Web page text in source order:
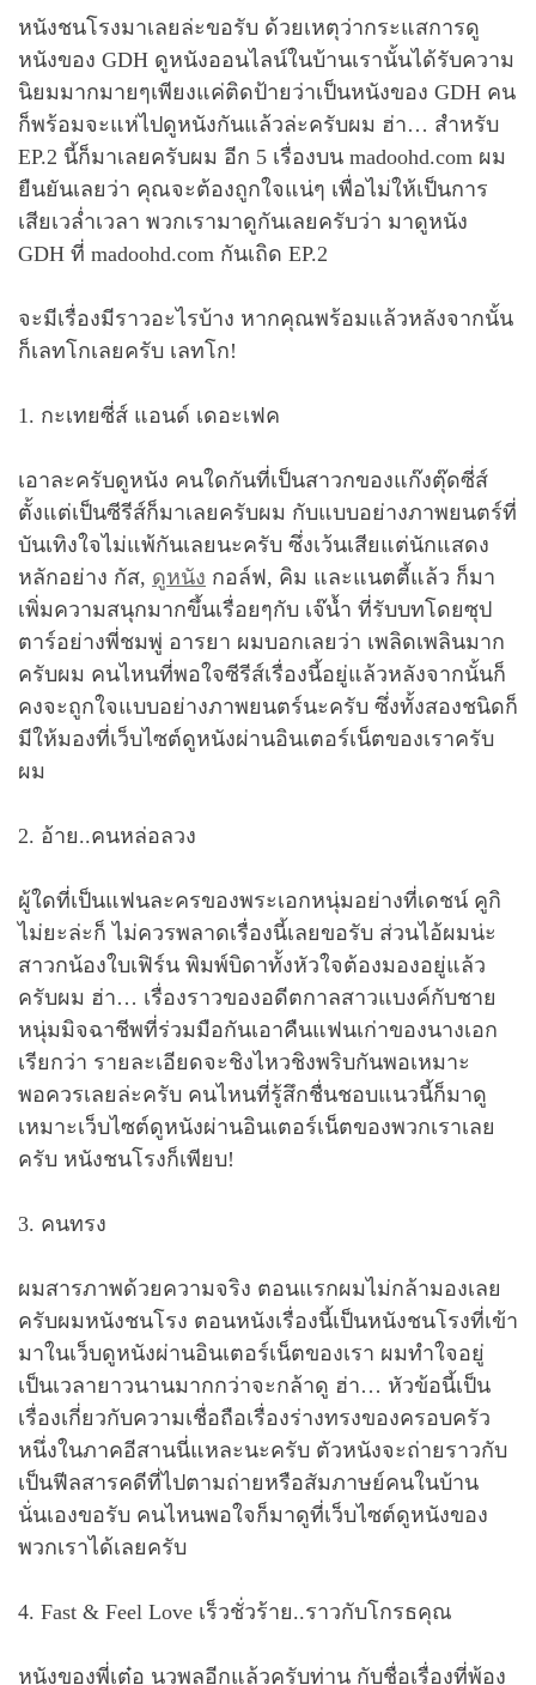
หนังชนโรงมาเลยล่ะขอรับ ด้วยเหตุว่ากระแสการดู
หนังของ GDH ดูหนังออนไลน์ในบ้านเรานั้นได้รับความ
นิยมมากมายๆเพียงแค่ติดป้ายว่าเป็นหนังของ GDH คน
ก็พร้อมจะแห่ไปดูหนังกันแล้วล่ะครับผม ฮ่า… สำหรับ
EP.2 นี้ก็มาเลยครับผม อีก 5 เรื่องบน madoohd.com ผม
ยืนยันเลยว่า คุณจะต้องถูกใจแน่ๆ เพื่อไม่ให้เป็นการ
เสียเวล่ำเวลา พวกเรามาดูกันเลยครับว่า มาดูหนัง
GDH ที่ madoohd.com กันเถิด EP.2
จะมีเรื่องมีราวอะไรบ้าง หากคุณพร้อมแล้วหลังจากนั้น
ก็เลทโกเลยครับ เลทโก!
1. กะเทยซี่ส์ แอนด์ เดอะเฟค
เอาละครับดูหนัง คนใดกันที่เป็นสาวกของแก๊งตุ๊ดซี่ส์
ตั้งแต่เป็นซีรีส์ก็มาเลยครับผม กับแบบอย่างภาพยนตร์ที่
บันเทิงใจไม่แพ้กันเลยนะครับ ซึ่งเว้นเสียแต่นักแสดง
หลักอย่าง กัส, ดูหนัง กอล์ฟ, คิม และแนตตี้แล้ว ก็มา
เพิ่มความสนุกมากขึ้นเรื่อยๆกับ เจ๊น้ำ ที่รับบทโดยซุป
ตาร์อย่างพี่ชมพู่ อารยา ผมบอกเลยว่า เพลิดเพลินมาก
ครับผม คนไหนที่พอใจซีรีส์เรื่องนี้อยู่แล้วหลังจากนั้นก็
คงจะถูกใจแบบอย่างภาพยนตร์นะครับ ซึ่งทั้งสองชนิดก็
มีให้มองที่เว็บไซต์ดูหนังผ่านอินเตอร์เน็ตของเราครับ
ผม
2. อ้าย..คนหล่อลวง
ผู้ใดที่เป็นแฟนละครของพระเอกหนุ่มอย่างที่เดชน์ คูกิ
ไม่ยะล่ะก็ ไม่ควรพลาดเรื่องนี้เลยขอรับ ส่วนไอ้ผมน่ะ
สาวกน้องใบเฟิร์น พิมพ์บิดาทั้งหัวใจต้องมองอยู่แล้ว
ครับผม ฮ่า… เรื่องราวของอดีตกาลสาวแบงค์กับชาย
หนุ่มมิจฉาชีพที่ร่วมมือกันเอาคืนแฟนเก่าของนางเอก
เรียกว่า รายละเอียดจะชิงไหวชิงพริบกันพอเหมาะ
พอควรเลยล่ะครับ คนไหนที่รู้สึกชื่นชอบแนวนี้ก็มาดู
เหมาะเว็บไซต์ดูหนังผ่านอินเตอร์เน็ตของพวกเราเลย
ครับ หนังชนโรงก็เพียบ!
3. คนทรง
ผมสารภาพด้วยความจริง ตอนแรกผมไม่กล้ามองเลย
ครับผมหนังชนโรง ตอนหนังเรื่องนี้เป็นหนังชนโรงที่เข้า
มาในเว็บดูหนังผ่านอินเตอร์เน็ตของเรา ผมทำใจอยู่
เป็นเวลายาวนานมากกว่าจะกล้าดู ฮ่า… หัวข้อนี้เป็น
เรื่องเกี่ยวกับความเชื่อถือเรื่องร่างทรงของครอบครัว
หนึ่งในภาคอีสานนี่แหละนะครับ ตัวหนังจะถ่ายราวกับ
เป็นฟีลสารคดีที่ไปตามถ่ายหรือสัมภาษย์คนในบ้าน
นั่นเองขอรับ คนไหนพอใจก็มาดูที่เว็บไซต์ดูหนังของ
พวกเราได้เลยครับ
4. Fast & Feel Love เร็วชั่วร้าย..ราวกับโกรธคุณ
หนังของพี่เต๋อ นวพลอีกแล้วครับท่าน กับชื่อเรื่องที่พ้อง